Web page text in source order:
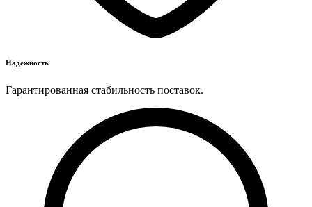
Надежность
Гарантированная стабильность поставок.